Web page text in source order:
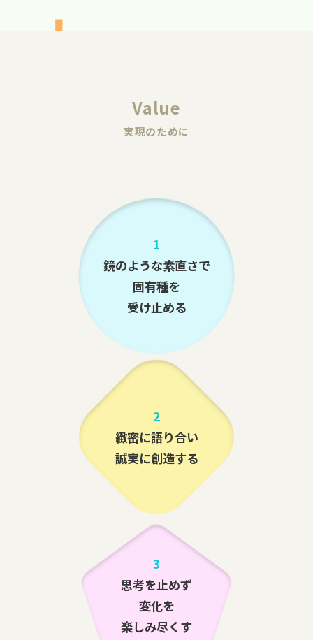
Value
実現のために
1
鏡のような素直さで
固有種を
受け止める
2
緻密に語り合い
誠実に創造する
3
思考を止めず
変化を
楽しみ尽くす